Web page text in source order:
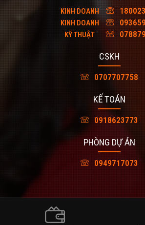
KINH DOANH
KINH DOANH
KỸ THUẬT
CSKH
0707707758
KẾ TOÁN
0918623773
PHÒNG DỰ ÁN
0949717073